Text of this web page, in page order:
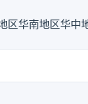
区华南地区华中